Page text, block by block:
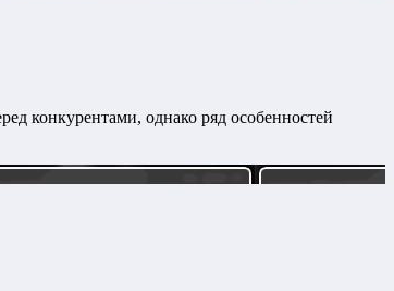
конкурентами, однако ряд особенностей